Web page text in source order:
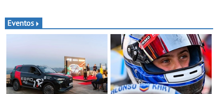
eletrificação e criação de
valor
Eventos